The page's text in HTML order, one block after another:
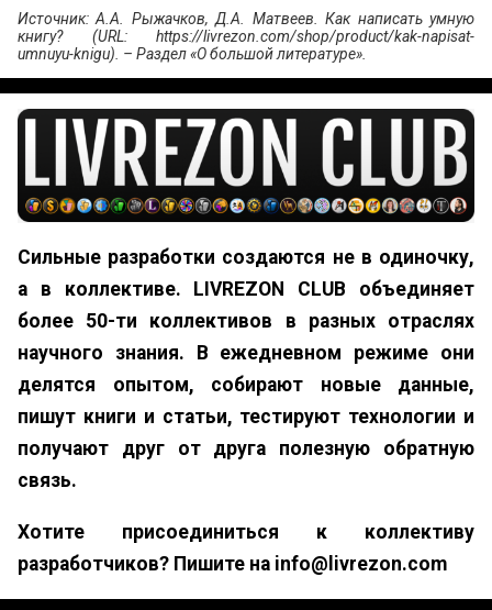
Источник: А.А. Рыжачков, Д.А. Матвеев. Как написать умную
книгу? (URL: https://livrezon.com/shop/product/kak-napisat-
umnuyu-knigu). – Раздел «О большой литературе».
Сильные разработки создаются не в одиночку,
а в коллективе. LIVREZON CLUB объединяет
более 50-ти коллективов в разных отраслях
научного знания. В ежедневном режиме они
делятся опытом, собирают новые данные,
пишут книги и статьи, тестируют технологии и
получают друг от друга полезную обратную
связь.
Хотите присоединиться к коллективу
разработчиков? Пишите на info@livrezon.com